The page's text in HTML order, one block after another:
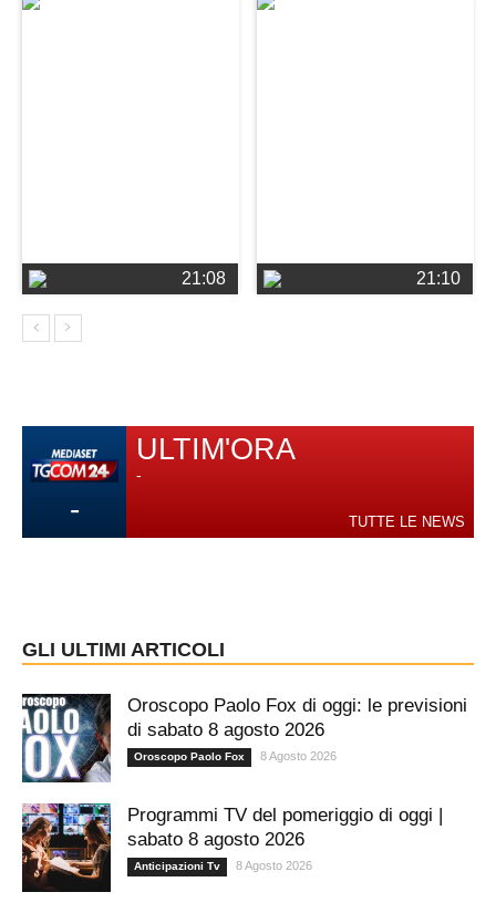
21:08 21:10
-
ULTIM'ORA
-
TUTTE LE NEWS
GLI ULTIMI ARTICOLI
Oroscopo Paolo Fox di oggi: le previsioni
di sabato 8 agosto 2026
Oroscopo Paolo Fox 8 Agosto 2026
Programmi TV del pomeriggio di oggi |
sabato 8 agosto 2026
Anticipazioni Tv 8 Agosto 2026